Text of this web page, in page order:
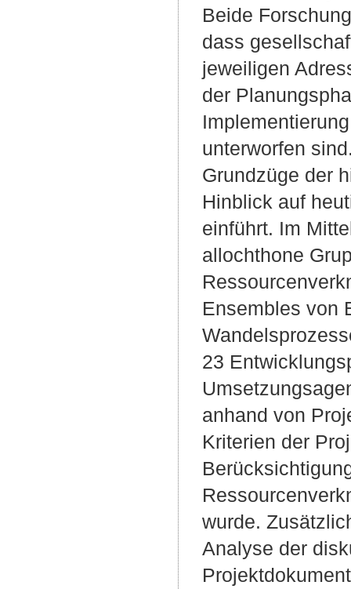
Beide
dass
jeweiligen
der
unterworfen
Grundzüge der
Hinblick auf
einführt. Im
allochthone
Ensembles von
23
anhand von
Kriterien der
wurde.
Analyse der